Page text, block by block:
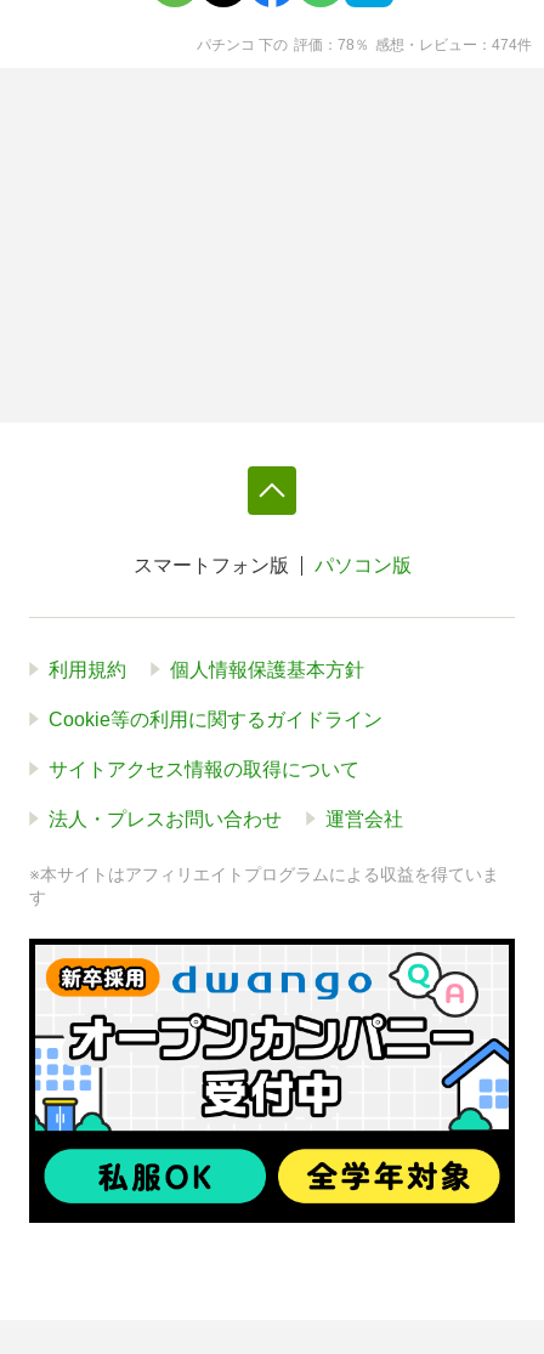
パチンコ 下の 評価 78 ％ 感想・レビュー 474件
スマートフォン版 パソコン版
利用規約 個人情報保護基本方針
Cookie等の利用に関するガイドライン
サイトアクセス情報の取得について
法人・プレスお問い合わせ 運営会社
※本サイトはアフィリエイトプログラムによる収益を得ていま
す